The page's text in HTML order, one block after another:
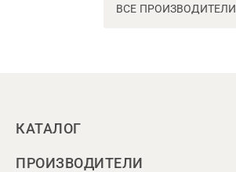
ВСЕ ПРОИЗВОДИТЕЛИ
КАТАЛОГ
ПРОИЗВОДИТЕЛИ